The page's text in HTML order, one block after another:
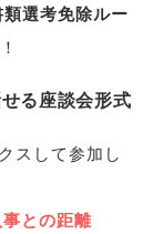
類選考免除ルー
る座談会形式
スして参加し
事との距離